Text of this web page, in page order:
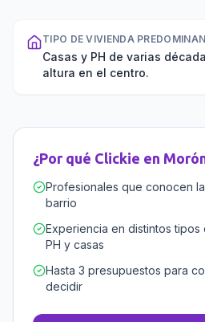
TIPO DE VIVIENDA
Casas y PH de varias
altura en el centro.
¿Por qué Clickie en
Profesionales que conocen
barrio
Experiencia en distintos tipos
PH y casas
Hasta 3 presupuestos para
decidir